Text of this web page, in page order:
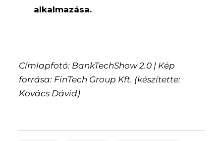
alkalmazása.
Címlapfotó: BankTechShow 2.0 | Kép
forrása: FinTech Group Kft. (készítette:
Kovács Dávid)